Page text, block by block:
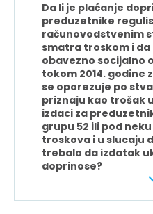
Da li je plaćanje
preduzetnike
računovodstvenim
smatra troskom i da
obavezno socijalno
tokom 2014. godine
se oporezuje po
priznaju kao trošak
izdaci za
grupu 52 ili pod
troskova i u slucaju
trebalo da izdatak
doprinose?